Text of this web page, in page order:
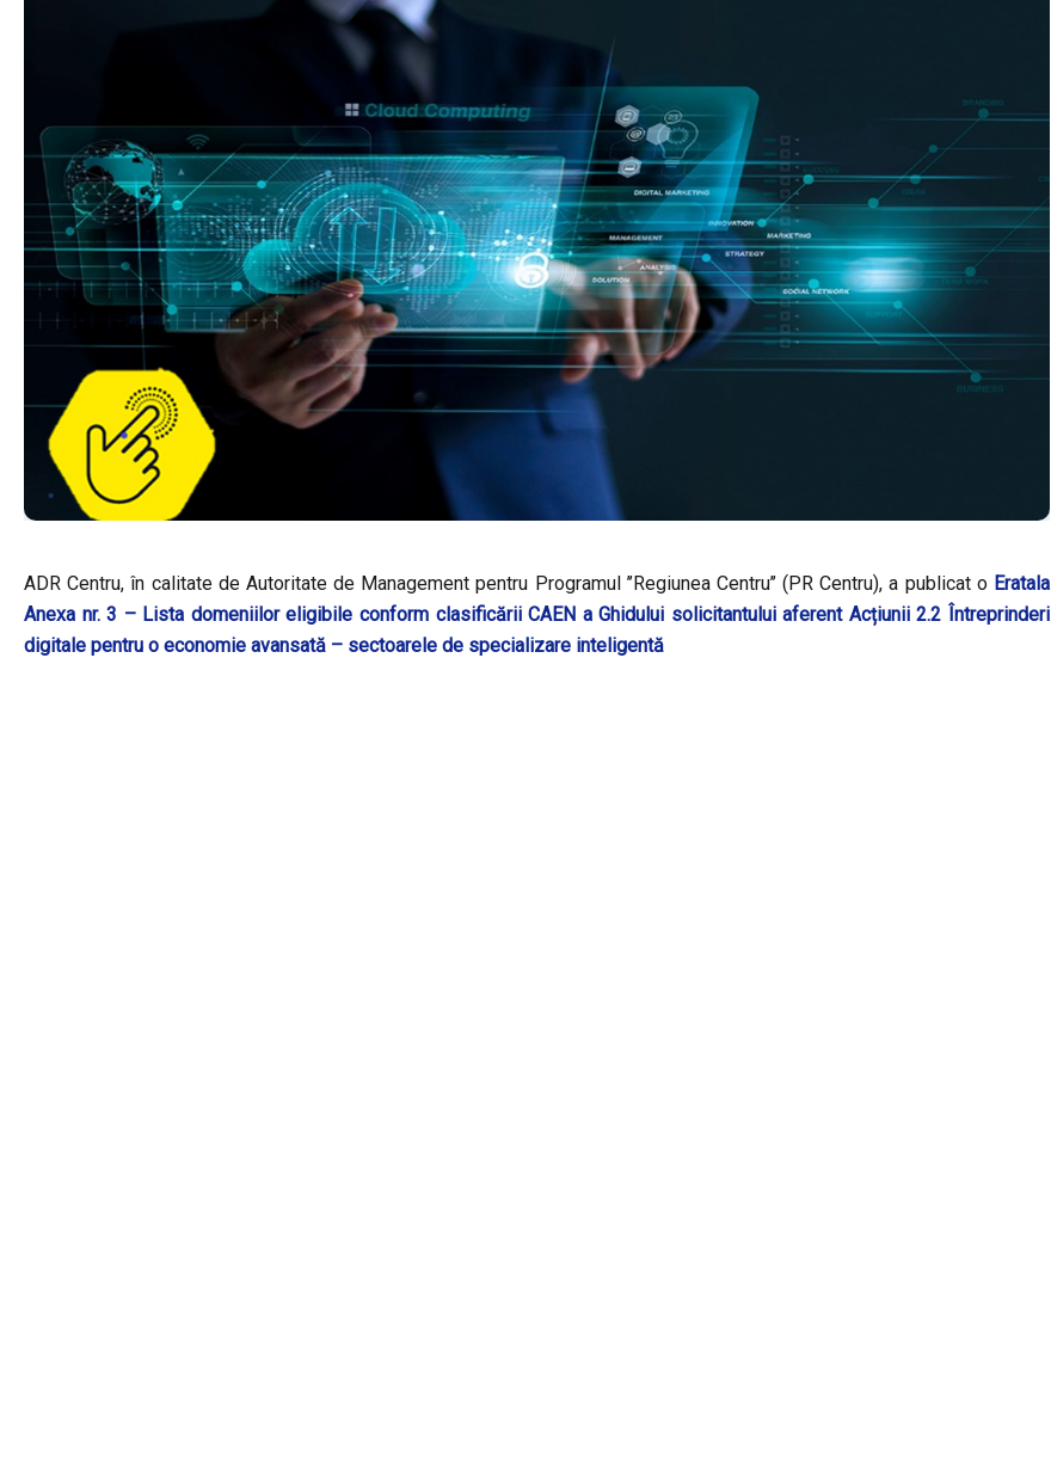
ADR Centru, în calitate de Autoritate de Management pentru Programul ’’Regiunea Centru’’ (PR Centru), a publicat o Eratala
Anexa nr. 3 – Lista domeniilor eligibile conform clasificării CAEN a Ghidului solicitantului aferent Acțiunii 2.2 Întreprinderi
digitale pentru o economie avansată – sectoarele de specializare inteligentă